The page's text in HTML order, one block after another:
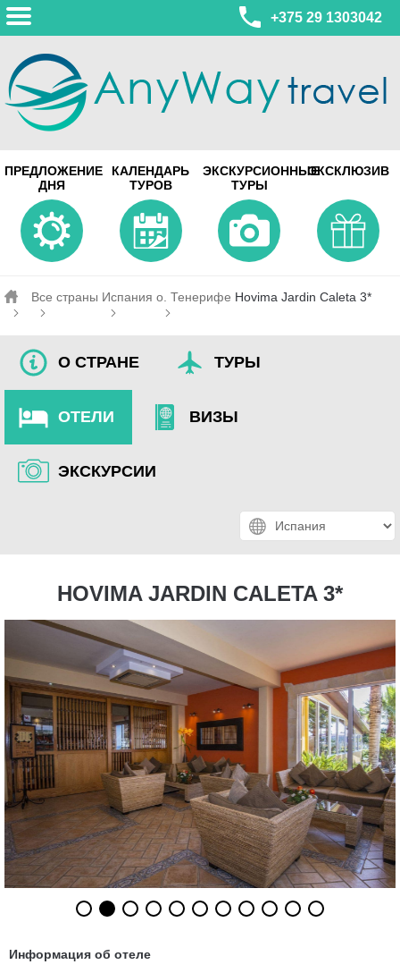
+375 29 1303042
ул. Леонида Беды, 45-547
смотреть на карте
МИНСК
Турагентство Coral Travel
ул. Притыцкого 156/1 пом.37
ул. Скрыганова 4б пом.487
ПРЕДЛОЖЕНИЕ
ДНЯ
КАЛЕНДАРЬ
ТУРОВ
ЭКСКУРСИОННЫЕ
ТУРЫ
ЭКСКЛЮЗИВ
Все страны Испания о. Тенерифе Hovima Jardin Caleta 3*
О СТРАНЕ ТУРЫ
ОТЕЛИ ВИЗЫ
ЭКСКУРСИИ
HOVIMA JARDIN CALETA 3*
Информация об отеле